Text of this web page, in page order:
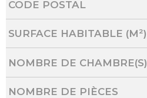
Caractérisque Valeurs
CODE POSTAL
SURFACE HABITABLE (M²)
NOMBRE DE CHAMBRE(S)
NOMBRE DE PIÈCES